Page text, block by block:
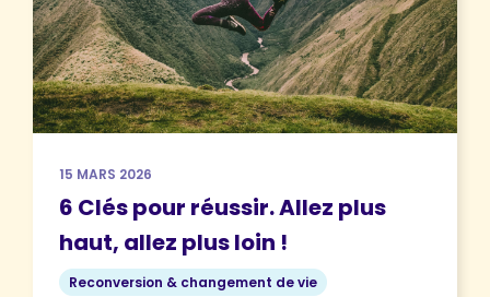
15 MARS 2026
6 Clés pour réussir. Allez plus
haut, allez plus loin !
Reconversion & changement de vie